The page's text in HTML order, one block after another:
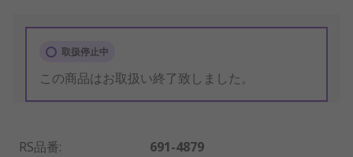
取扱停止中
この商品はお取扱い終了致しました。
RS品番: 691-4879